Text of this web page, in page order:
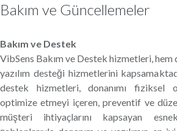
Bakım ve Güncellemeler
Bakım ve Destek
VibSens Bakım ve Destek hizmetleri, hem
yazılım desteği hizmetlerini
destek hizmetleri, donanımı fiziksel
optimize etmeyi içeren, preventif ve
müşteri ihtiyaçlarını kapsayan